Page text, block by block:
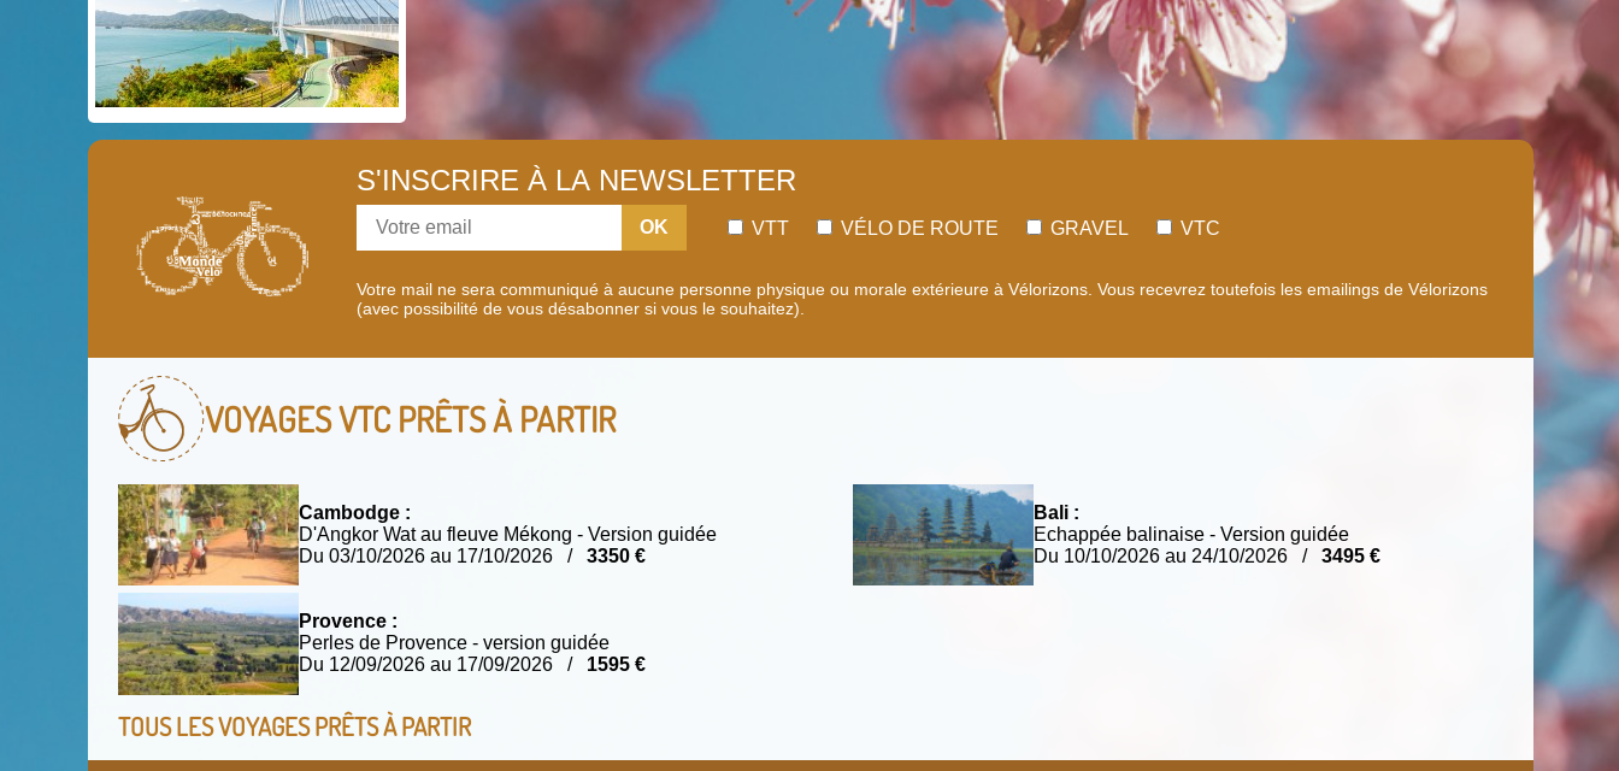
S'INSCRIRE À LA NEWSLETTER
OK VTT VÉLO DE ROUTE GRAVEL VTC
Votre mail ne sera communiqué à aucune personne physique ou morale extérieure à Vélorizons. Vous recevrez toutefois les emailings de Vélorizons
(avec possibilité de vous désabonner si vous le souhaitez).
VOYAGES VTC PRÊTS À PARTIR
Cambodge :
D'Angkor Wat au fleuve Mékong - Version guidée
Du 03/10/2026 au 17/10/2026 / 3350 €
Bali :
Echappée balinaise - Version guidée
Du 10/10/2026 au 24/10/2026 / 3495 €
Provence :
Perles de Provence - version guidée
Du 12/09/2026 au 17/09/2026 / 1595 €
TOUS LES VOYAGES PRÊTS À PARTIR